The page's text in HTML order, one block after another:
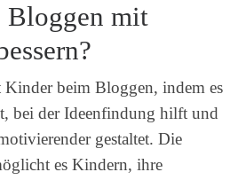
Bloggen mit
Kinder beim Bloggen, indem es
bei der Ideenfindung hilft und
gestaltet. Die
es Kindern, ihre